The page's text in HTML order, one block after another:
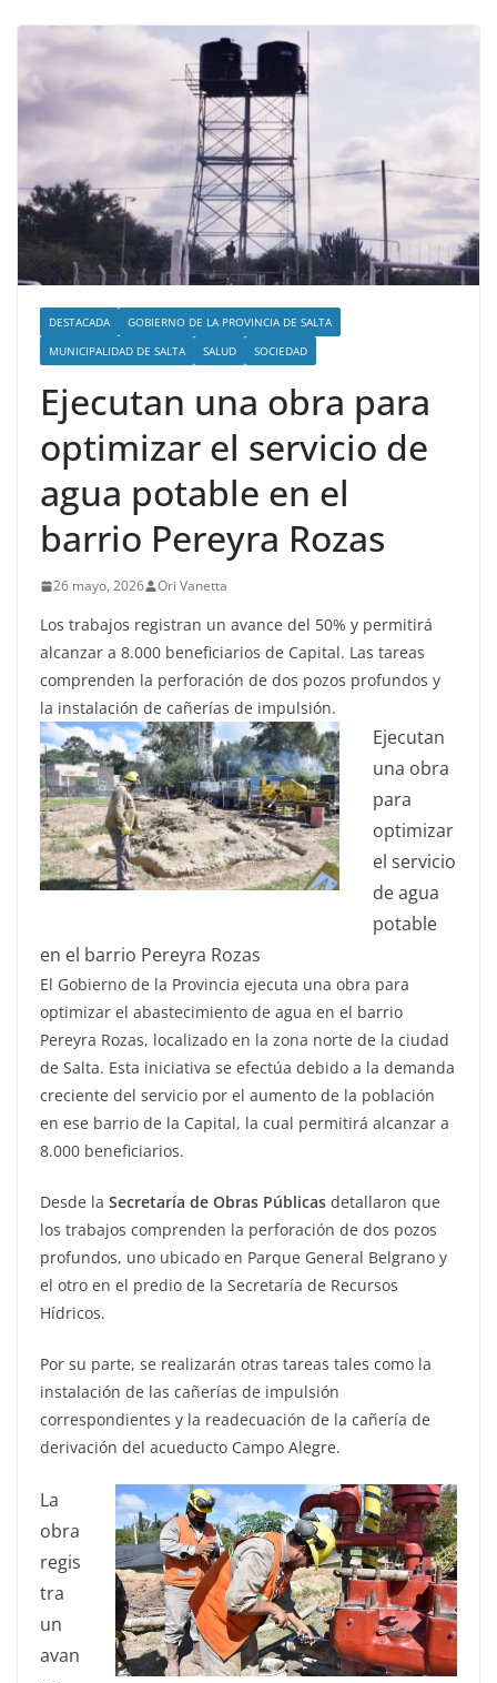
DESTACADA
GOBIERNO DE LA PROVINCIA DE SALTA
MUNICIPALIDAD DE SALTA
SALUD SOCIEDAD
Ejecutan una obra para
optimizar el servicio de
agua potable en el
barrio Pereyra Rozas
26 mayo, 2026 Ori Vanetta
Los trabajos registran un avance del 50% y permitirá
alcanzar a 8.000 beneficiarios de Capital. Las tareas
comprenden la perforación de dos pozos profundos y
la instalación de cañerías de impulsión.
Ejecutan
una obra
para
optimizar
el servicio
de agua
potable
en el barrio Pereyra Rozas
El Gobierno de la Provincia ejecuta una obra para
optimizar el abastecimiento de agua en el barrio
Pereyra Rozas, localizado en la zona norte de la ciudad
de Salta. Esta iniciativa se efectúa debido a la demanda
creciente del servicio por el aumento de la población
en ese barrio de la Capital, la cual permitirá alcanzar a
8.000 beneficiarios.
Desde la Secretaría de Obras Públicas detallaron que
los trabajos comprenden la perforación de dos pozos
profundos, uno ubicado en Parque General Belgrano y
el otro en el predio de la Secretaría de Recursos
Hídricos.
Por su parte, se realizarán otras tareas tales como la
instalación de las cañerías de impulsión
correspondientes y la readecuación de la cañería de
derivación del acueducto Campo Alegre.
La
obra
regis
tra
un
avan